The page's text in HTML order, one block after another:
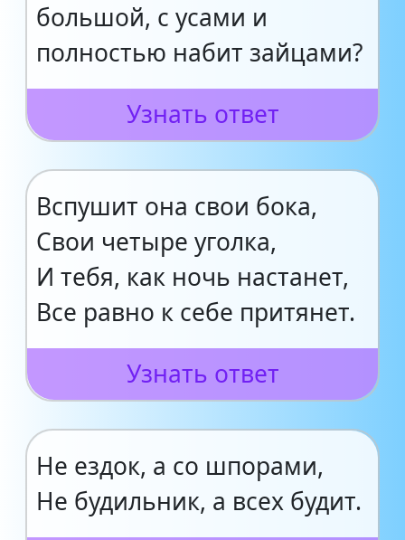
большой, с усами и
полностью набит зайцами?
Узнать ответ
Вспушит она свои бока,
Свои четыре уголка,
И тебя, как ночь настанет,
Все равно к себе притянет.
Узнать ответ
Не ездок, а со шпорами,
Не будильник, а всех будит.